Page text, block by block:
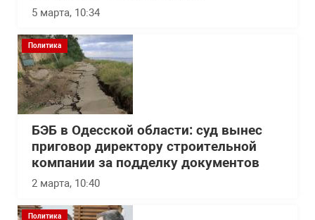
5 марта, 10:34
Политика
БЭБ в Одесской области: суд вынес
приговор директору строительной
компании за подделку документов
2 марта, 10:40
Политика